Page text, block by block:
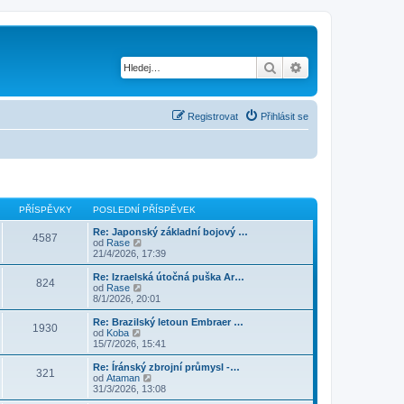
Hledat
Přihlásit se
Registrovat
PŘÍSPĚVKY POSLEDNÍ PŘÍSPĚVEK
4587
Re: Japonský základní bojový …
od Rase
o
b
r
z
t
p
o
s
l
e
d
n
21/4/2026, 17:39
824
Re: Izraelská útočná puška Ar…
od Rase
o
b
r
z
t
p
o
s
8/1/2026, 20:01
1930
Re: Brazilský letoun Embraer …
od Koba
o
b
r
a
z
15/7/2026, 15:41
321
Re: Íránský zbrojní průmysl -…
od Ataman
o
b
31/3/2026, 13:08